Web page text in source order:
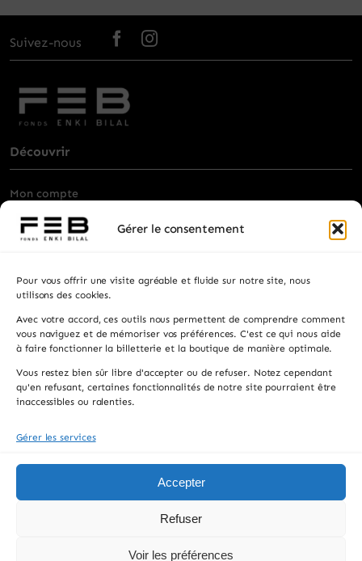
Gérer le consentement
Pour vous offrir une visite agréable et fluide sur notre site, nous
utilisons des cookies.
Avec votre accord, ces outils nous permettent de comprendre comment
vous naviguez et de mémoriser vos préférences. C'est ce qui nous aide
à faire fonctionner la billetterie et la boutique de manière optimale.
Vous restez bien sûr libre d'accepter ou de refuser. Notez cependant
qu'en refusant, certaines fonctionnalités de notre site pourraient être
inaccessibles ou ralenties.
Gérer les services
Accepter
Refuser
Voir les préférences
Suivez-nous
Découvrir
Mon compte
Billetterie
Privatisation
Contacts
Recevez les actualités, la programmation et les
informations pratiques.
© 2026 FONDS ENKI BILAL, All rights reserved.